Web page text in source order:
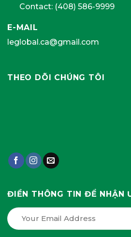
Contact: (408) 586-9999
E-MAIL
leglobal.ca@gmail.com
THEO DÕI CHÚNG TÔI
ĐIỀN THÔNG TIN ĐỂ NHẬN